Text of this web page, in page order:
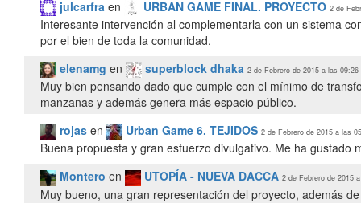
julcarfra en URBAN GAME FINAL. PROYECTO 2 de
Interesante intervención al complementarla con un sistema
por el bien de toda la comunidad.
elenamg en superblock dhaka 2 de Febrero de 2015 a las 09:26
Muy bien pensando dado que cumple con el mínimo de
manzanas y además genera más espacio público.
rojas en Urban Game 6. TEJIDOS 2 de Febrero de 2015 a las
Buena propuesta y gran esfuerzo divulgativo. Me ha gustado
Montero en UTOPÍA - NUEVA DACCA 2 de Febrero de 2015
Muy bueno, una gran representación del proyecto, además